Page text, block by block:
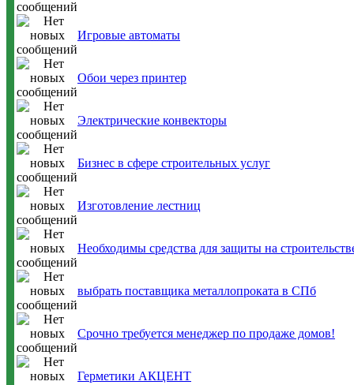
Игровые автоматы
Обои через принтер
Электрические конвекторы
Бизнес в сфере строительных услуг
Изготовление лестниц
Необходимы средства для защиты на
выбрать поставщика металлопроката в СПб
Срочно требуется менеджер по продаже домов!
Герметики АКЦЕНТ